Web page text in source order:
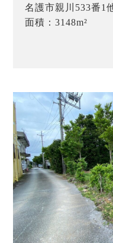
名護市親川533番1
面積：3148m²